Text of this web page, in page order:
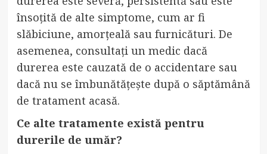
însoțită de alte simptome, cum ar fi
slăbiciune, amorțeală sau furnicături. De
asemenea, consultați un medic dacă
durerea este cauzată de o accidentare sau
dacă nu se îmbunătățește după o săptămână
de tratament acasă.
Ce alte tratamente există pentru
durerile de umăr?